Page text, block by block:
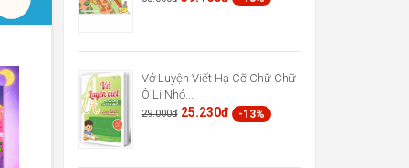
Vở Luyện Viết Hạ Cỡ Chữ Chữ
Ô Li Nhỏ...
29.000đ 25.230đ -13%